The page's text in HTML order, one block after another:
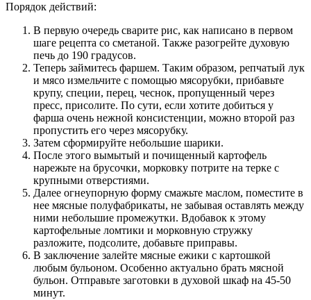
Порядок действий:
В первую очередь сварите рис, как написано в первом
шаге рецепта со сметаной. Также разогрейте духовую
печь до 190 градусов.
Теперь займитесь фаршем. Таким образом, репчатый лук
и мясо измельчите с помощью мясорубки, прибавьте
крупу, специи, перец, чеснок, пропущенный через
пресс, присолите. По сути, если хотите добиться у
фарша очень нежной консистенции, можно второй раз
пропустить его через мясорубку.
Затем сформируйте небольшие шарики.
После этого вымытый и почищенный картофель
нарежьте на брусочки, морковку потрите на терке с
крупными отверстиями.
Далее огнеупорную форму смажьте маслом, поместите в
нее мясные полуфабрикаты, не забывая оставлять между
ними небольшие промежутки. Вдобавок к этому
картофельные ломтики и морковную стружку
разложите, подсолите, добавьте приправы.
В заключение залейте мясные ежики с картошкой
любым бульоном. Особенно актуально брать мясной
бульон. Отправьте заготовки в духовой шкаф на 45-50
минут.